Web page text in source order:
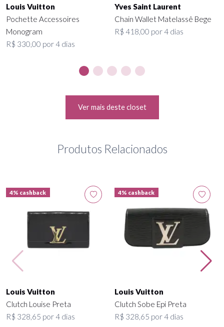
Louis Vuitton
Pochette Accessoires
Monogram
R$ 330,00 por 4 dias
Yves Saint Laurent
Chain Wallet Matelassê Bege
R$ 418,00 por 4 dias
Ver mais deste closet
Produtos Relacionados
4% cashback
Louis Vuitton
Clutch Louise Preta
R$ 328,65 por 4 dias
4% cashback
Louis Vuitton
Clutch Sobe Epi Preta
R$ 328,65 por 4 dias